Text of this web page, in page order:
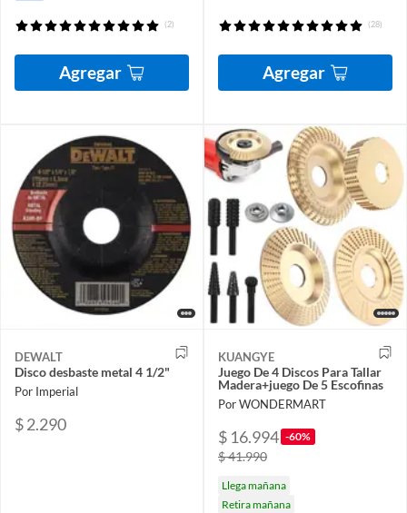
(2)
Agregar
(28)
Agregar
DEWALT
Disco desbaste metal 4 1/2"
Por Imperial
$ 2.290
KUANGYE
Juego De 4 Discos Para Tallar
Madera+juego De 5 Escofinas
Por WONDERMART
$ 16.994 -60%
$ 41.990
Llega mañana
Retira mañana